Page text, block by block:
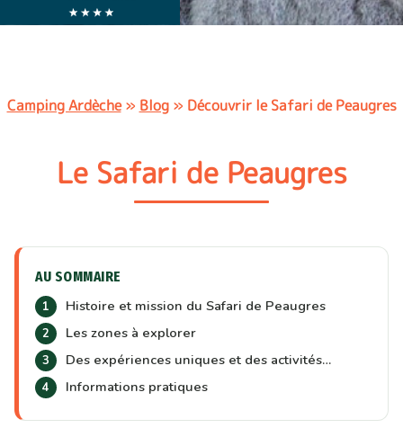
Camping Ardèche» Blog» Découvrir le Safari de Peaugres
Le Safari de Peaugres
AU SOMMAIRE
Histoire et mission du Safari de Peaugres
Les zones à explorer
Des expériences uniques et des activités…
Informations pratiques